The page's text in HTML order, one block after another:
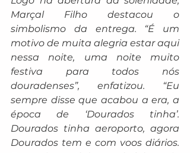
Marçal Filho destacou o
simbolismo da entrega. “É um
motivo de muita alegria estar aqui
nessa noite, uma noite muito
festiva para todos nós
douradenses”, enfatizou. “Eu
sempre disse que acabou a era, a
época de ‘Dourados tinha’.
Dourados tinha aeroporto, agora
Dourados tem e com voos diários.